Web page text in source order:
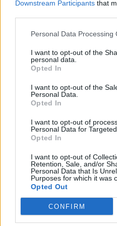
Downstream Participants that
Personal Data Processing
I want to opt-out of the
personal data.
Opted In
I want to opt-out of the
Personal Data.
Opted In
I want to opt-out of
Personal Data for
Opted In
I want to opt-out of
Retention, Sale, and/or
Personal Data that Is
Purposes for which it was
Opted Out
CONFIRM
Savaitės vidurys nusimato
32 laipsnių šilumos
Žinios Orai
Nufilmavo, kaip patvino
vaizdas pribloškia
Ukrainos politikoje: jis yra
Laidos | Nauja diena